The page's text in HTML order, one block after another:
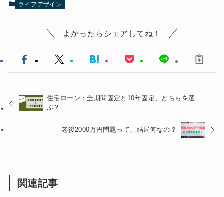
ライフデザイン
よかったらシェアしてね！
住宅ローン：全期間固定と10年固定、どちらを選
ぶ？
老後2000万円問題って、結局何なの？
関連記事